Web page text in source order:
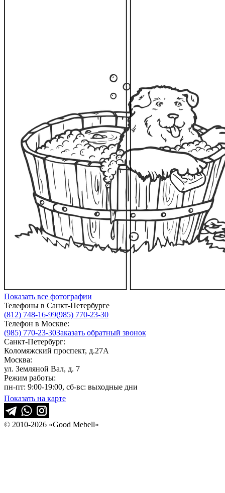
Показать все фотографии
Телефоны в Санкт-Петербурге
(812) 748-16-99(985) 770-23-30
Телефон в Москве:
(985) 770-23-30Заказать обратный звонок
Санкт-Петербург:
Коломяжский проспект, д.27А
Москва:
ул. Земляной Вал, д. 7
Режим работы:
пн-пт: 9:00-19:00, сб-вс: выходные дни
Показать на карте
© 2010-2026 «Good Mebell»